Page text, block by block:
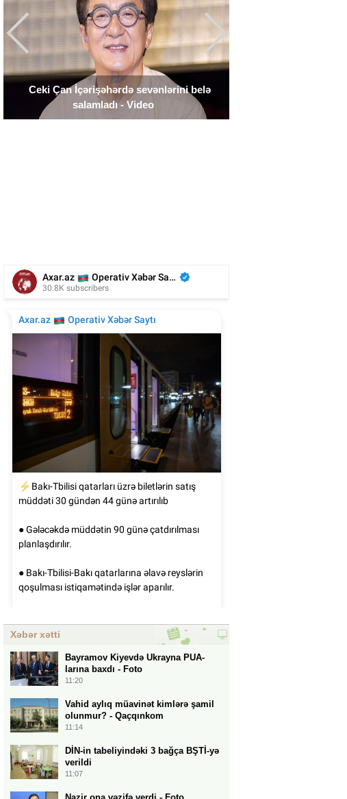
Ceki Çan İçərişəhərdə sevənlərini belə
salamladı - Video
Xəbər xətti
Bayramov Kiyevdə Ukrayna PUA-
larına baxdı - Foto
11:20
Vahid aylıq müavinət kimlərə şamil
olunmur? - Qaçqınkom
11:14
DİN-in tabeliyindəki 3 bağça BŞTİ-yə
verildi
11:07